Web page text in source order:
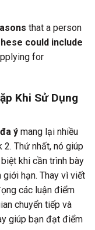
that a person
could include
for
Khi Sử Dụng
ý mang lại nhiều
2. Thứ nhất, nó giúp
khi cần trình bày
hạn. Thay vì viết
các luận điểm
chuyển tiếp và
giúp bạn đạt điểm